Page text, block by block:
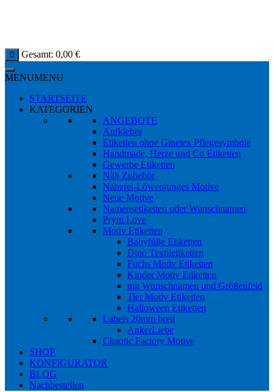
0 Gesamt: 0,00 €
MENUMENU
STARTSEITE
KATEGORIEN
ANGEBOTE
Aufkleber
Etiketten ohne Ginetex Pflegesymbole
Handmade, Herze und Co Etiketten
Gewerbe Etiketten
Näh Zubehör
Näherei-Löwenjunges Motive
Neue Motive
Namensetiketten oder Wunschnamen
Prym Love
Motiv Etiketten
Babyfüße Etiketten
Dino Textiletiketten
Fuchs Motiv Etiketten
Kinder Motiv Etiketten
mit Wunschnamen und Größenfeld
Tier Motiv Etiketten
Halloween Etiketten
Labels 20mm breit
AnkerLiebe
Chaotic Factory Motive
SHOP
KONFIGURATOR
BLOG
Nachbestellen